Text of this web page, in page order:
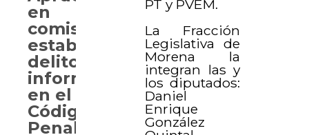
PT y PVEM.
La Fracción
Legislativa de
Morena la
integran las y
los diputados:
Daniel
Enrique
González
en
comisión
establecer
delitos
informáticos
en el
Código
Penal